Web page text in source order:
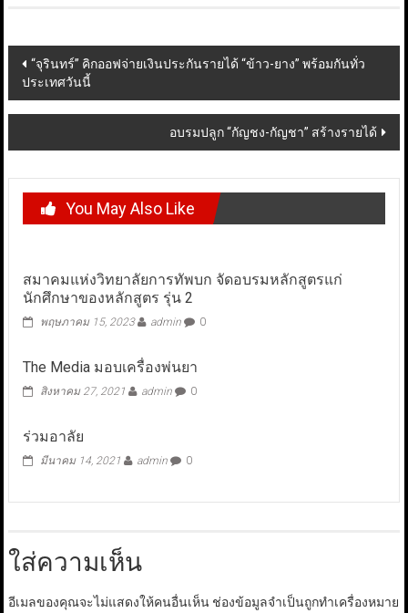
Post
navigation
“จุรินทร์” คิกออฟจ่ายเงินประกันรายได้ “ข้าว-ยาง” พร้อมกันทั่ว
ประเทศวันนี้
อบรมปลูก “กัญชง-กัญชา” สร้างรายได้
You May Also Like
สมาคมแห่งวิทยาลัยการทัพบก จัดอบรมหลักสูตรแก่
นักศึกษาของหลักสูตร รุ่น 2
พฤษภาคม 15, 2023 admin 0
The Media มอบเครื่องพ่นยา
สิงหาคม 27, 2021 admin 0
ร่วมอาลัย
มีนาคม 14, 2021 admin 0
ใส่ความเห็น
อีเมลของคุณจะไม่แสดงให้คนอื่นเห็น ช่องข้อมูลจำเป็นถูกทำเครื่องหมาย